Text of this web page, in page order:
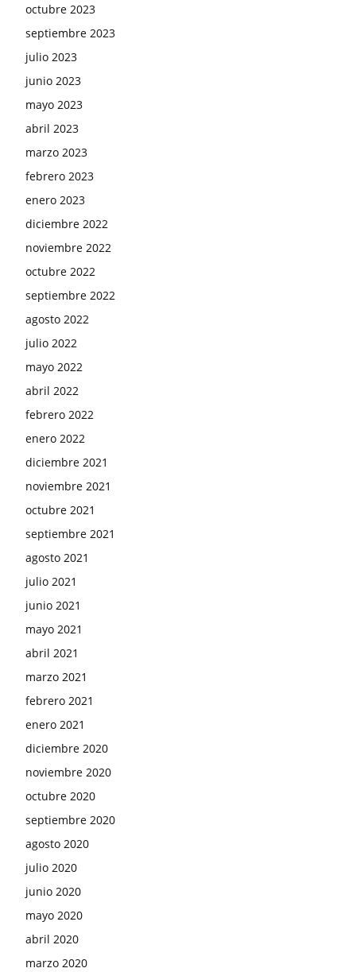
octubre 2023
septiembre 2023
julio 2023
junio 2023
mayo 2023
abril 2023
marzo 2023
febrero 2023
enero 2023
diciembre 2022
noviembre 2022
octubre 2022
septiembre 2022
agosto 2022
julio 2022
mayo 2022
abril 2022
febrero 2022
enero 2022
diciembre 2021
noviembre 2021
octubre 2021
septiembre 2021
agosto 2021
julio 2021
junio 2021
mayo 2021
abril 2021
marzo 2021
febrero 2021
enero 2021
diciembre 2020
noviembre 2020
octubre 2020
septiembre 2020
agosto 2020
julio 2020
junio 2020
mayo 2020
abril 2020
marzo 2020